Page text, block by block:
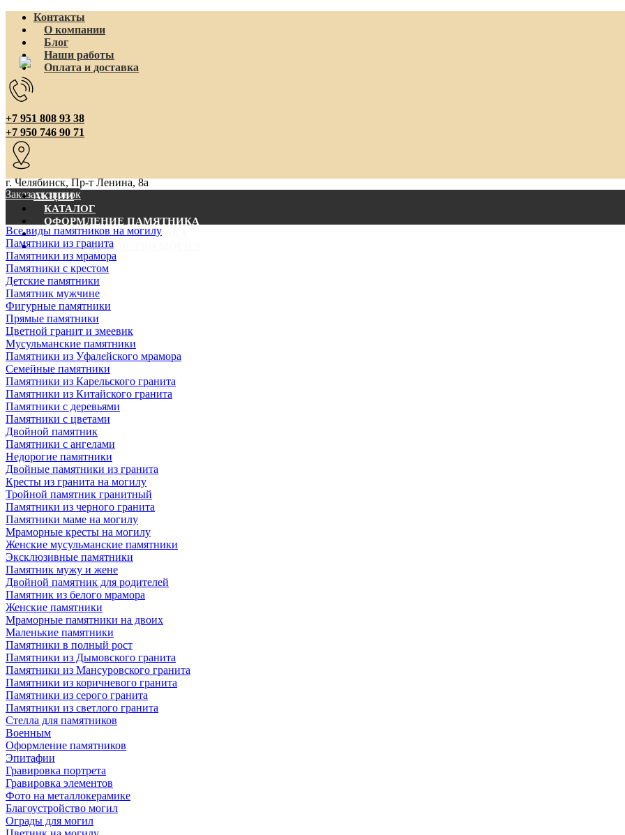
Контакты
О компании
Блог
Наши работы
Оплата и доставка
+7 951 808 93 38
+7 950 746 90 71
г. Челябинск, Пр-т Ленина, 8а
Заказать звонок
АКЦИИ
КАТАЛОГ
ОФОРМЛЕНИЕ ПАМЯТНИКА
УСТАНОВКА ПАМЯТНИКА
БЛАГОУСТРОЙСТВО МОГИЛ
Все виды памятников на могилу
Памятники из гранита
Памятники из мрамора
Памятники с крестом
Детские памятники
Памятник мужчине
Фигурные памятники
Прямые памятники
Цветной гранит и змеевик
Мусульманские памятники
Памятники из Уфалейского мрамора
Семейные памятники
Памятники из Карельского гранита
Памятники из Китайского гранита
Памятники с деревьями
Памятники с цветами
Двойной памятник
Памятники с ангелами
Недорогие памятники
Двойные памятники из гранита
Кресты из гранита на могилу
Тройной памятник гранитный
Памятники из черного гранита
Памятники маме на могилу
Мраморные кресты на могилу
Женские мусульманские памятники
Эксклюзивные памятники
Памятник мужу и жене
Двойной памятник для родителей
Памятник из белого мрамора
Женские памятники
Мраморные памятники на двоих
Маленькие памятники
Памятники в полный рост
Памятники из Дымовского гранита
Памятники из Мансуровского гранита
Памятники из коричневого гранита
Памятники из серого гранита
Памятники из светлого гранита
Стелла для памятников
Военным
Оформление памятников
Эпитафии
Гравировка портрета
Гравировка элементов
Фото на металлокерамике
Благоустройство могил
Ограды для могил